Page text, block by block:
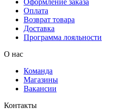
Оплата
Возврат товара
Доставка
Программа лояльности
О нас
Команда
Магазины
Вакансии
Контакты